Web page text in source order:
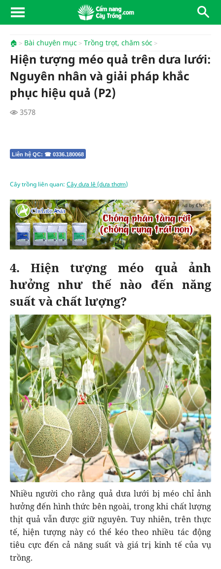
🏠 Bài chuyên mục Trồng trọt, chăm sóc
Hiện tượng méo quả trên dưa lưới:
Nguyên nhân và giải pháp khắc
phục hiệu quả (P2)
3578
Liên hệ QC: ☎ 0336.180068
Cây trồng liên quan: Cây dưa lê (dưa thơm)
Ad by CNCT
4. Hiện tượng méo quả ảnh
hưởng như thế nào đến năng
suất và chất lượng?
Nhiều người cho rằng quả dưa lưới bị méo chỉ ảnh
hưởng đến hình thức bên ngoài, trong khi chất lượng
thịt quả vẫn được giữ nguyên. Tuy nhiên, trên thực
tế, hiện tượng này có thể kéo theo nhiều tác động
tiêu cực đến cả năng suất và giá trị kinh tế của vụ
trồng.